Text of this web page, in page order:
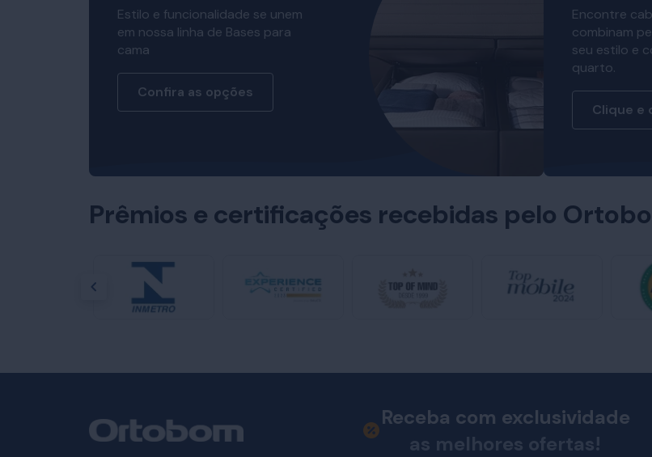
Estilo e funcionalidade se unem
em nossa linha de Bases para
cama
Confira as opções
Encontre
combinam
seu estilo e
quarto.
Clique e
Prêmios e certificações recebidas pelo
Receba com exclusividade
as melhores ofertas!